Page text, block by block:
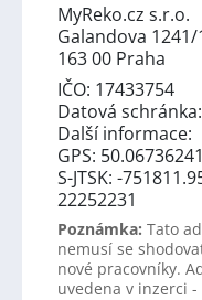
MyReko.cz s.r.o.
Galandova 1241/
163 00 Praha
IČO: 17433754
Datová
Další informace:
GPS:
S-JTSK: -
22252231
Poznámka: Tato
nemusí se
nové pracovníky.
uvedena v inzerci